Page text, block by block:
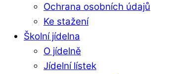
Ochrana osobních údajů
Ke stažení
Školní jídelna
O jídelně
Jídelní lístek